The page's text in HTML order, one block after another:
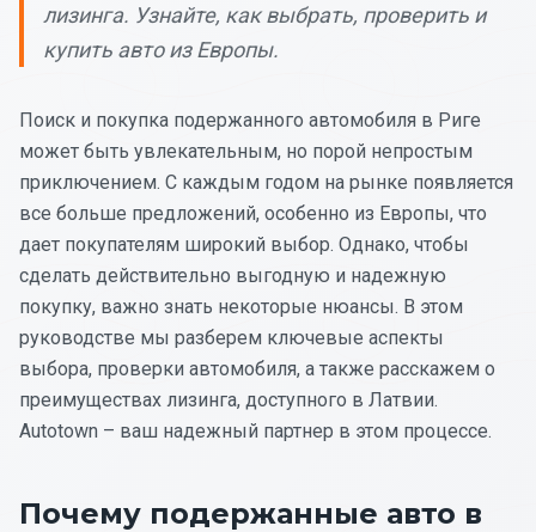
лизинга. Узнайте, как выбрать, проверить и
купить авто из Европы.
Поиск и покупка подержанного автомобиля в Риге
может быть увлекательным, но порой непростым
приключением. С каждым годом на рынке появляется
все больше предложений, особенно из Европы, что
дает покупателям широкий выбор. Однако, чтобы
сделать действительно выгодную и надежную
покупку, важно знать некоторые нюансы. В этом
руководстве мы разберем ключевые аспекты
выбора, проверки автомобиля, а также расскажем о
преимуществах лизинга, доступного в Латвии.
Autotown – ваш надежный партнер в этом процессе.
Почему подержанные авто в